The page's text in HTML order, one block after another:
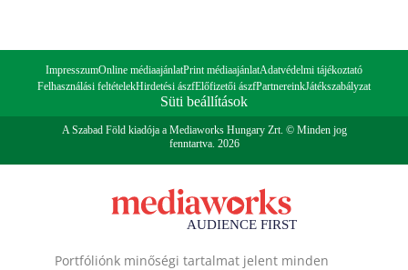
ImpresszumOnline médiaajánlatPrint médiaajánlatAdatvédelmi tájékoztató
Felhasználási feltételekHirdetési ászfElőfizetői ászfPartnereinkJátékszabályzat
Süti beállítások
A Szabad Föld kiadója a Mediaworks Hungary Zrt. © Minden jog
fenntartva. 2026
Portfóliónk minőségi tartalmat jelent minden